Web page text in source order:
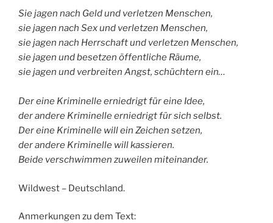
Sie jagen nach Geld und verletzen Menschen,
sie jagen nach Sex und verletzen Menschen,
sie jagen nach Herrschaft und verletzen Menschen,
sie jagen und besetzen öffentliche Räume,
sie jagen und verbreiten Angst, schüchtern ein…
Der eine Kriminelle erniedrigt für eine Idee,
der andere Kriminelle erniedrigt für sich selbst.
Der eine Kriminelle will ein Zeichen setzen,
der andere Kriminelle will kassieren.
Beide verschwimmen zuweilen miteinander.
Wildwest – Deutschland.
Anmerkungen zu dem Text: